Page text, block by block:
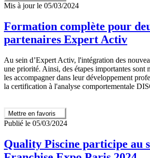
Mis à jour le 05/03/2024
Formation complète pour
partenaires Expert Activ
Au sein d’Expert Activ, l'intégration des
une priorité. Ainsi, des étapes importantes sont
les accompagner dans leur développement
la certification à l'analyse comportementale
Mettre en favoris
Publié le 05/03/2024
Quality Piscine participe au